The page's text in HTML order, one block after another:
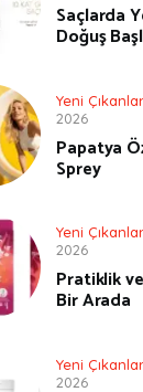
Saçlarda
Doğuş
Yeni Çıkanlar
2026
Papatya
Sprey
Yeni Çıkanlar
2026
Pratiklik
Bir Arada
Yeni Çıkanlar
2026